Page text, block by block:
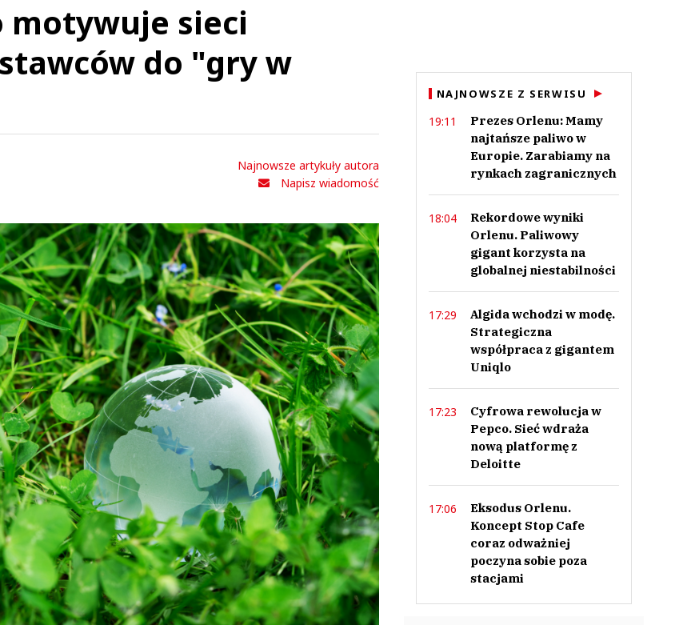
motywuje sieci
do "gry w
Najnowsze artykuły autora
Napisz wiadomość
NAJNOWSZE Z SERWISU
19:11
Prezes Orlenu: Mamy
najtańsze paliwo w
Europie. Zarabiamy na
rynkach zagranicznych
18:04
Rekordowe wyniki
Orlenu. Paliwowy
gigant korzysta na
globalnej niestabilności
17:29
Algida wchodzi w modę.
Strategiczna
współpraca z gigantem
Uniqlo
17:23
Cyfrowa rewolucja w
Pepco. Sieć wdraża
nową platformę z
Deloitte
17:06
Eksodus Orlenu.
Koncept Stop Cafe
coraz odważniej
poczyna sobie poza
stacjami